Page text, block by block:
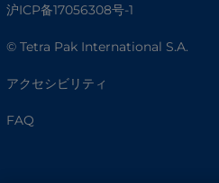
沪ICP备17056308号-1
© Tetra Pak International S.A.
アクセシビリティ
FAQ